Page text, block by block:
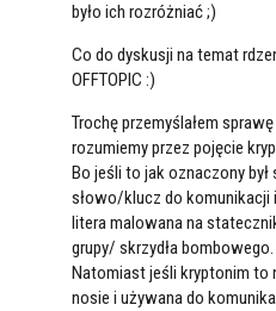
było ich rozróżniać ;)
Co do dyskusji na temat
OFFTOPIC :)
Trochę przemyślałem
rozumiemy przez pojęcie
Bo jeśli to jak oznaczony
słowo/klucz do komunikacji
litera malowana na
grupy/ skrzydła bombowego.
Natomiast jeśli kryptonim to
nosie i używana do